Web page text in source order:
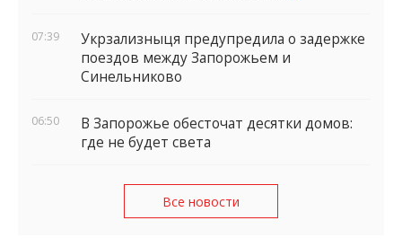
07:39
Укрзализныця предупредила о задержке
поездов между Запорожьем и
Синельниково
06:50
В Запорожье обесточат десятки домов:
где не будет света
Все новости